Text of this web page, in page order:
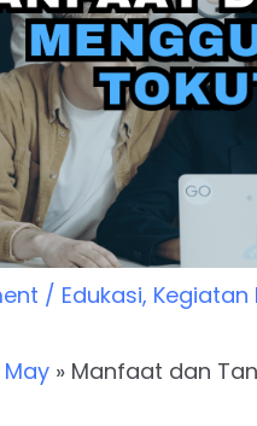
/ Edukasi, Kegiatan
May Manfaat dan